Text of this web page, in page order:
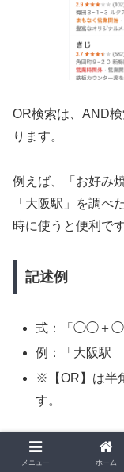
OR検索は、AND
ります。
例えば、「お好み
「大阪駅」を調べ
時に使うと便利です
記述例
式：「◯◯＋
例：「大阪駅
※【OR】は半
す。
完全一致検
メニュー ホーム